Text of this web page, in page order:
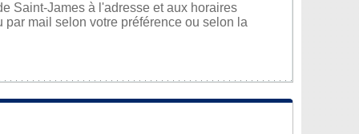
Saint-James à l'adresse et aux horaires
mail selon votre préférence ou selon la